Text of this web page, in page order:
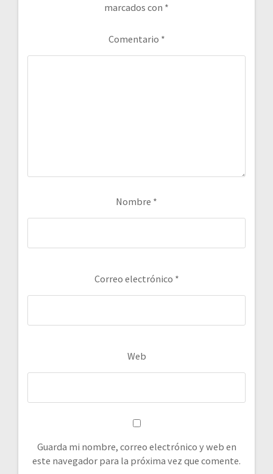
marcados con *
Comentario *
Nombre *
Correo electrónico *
Web
Guarda mi nombre, correo electrónico y web en
este navegador para la próxima vez que comente.